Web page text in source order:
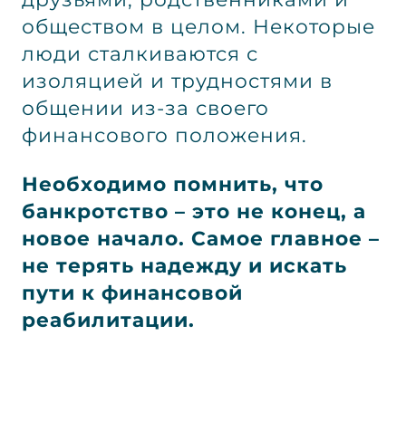
обществом в целом. Некоторые
люди сталкиваются с
изоляцией и трудностями в
общении из-за своего
финансового положения.
Необходимо помнить, что
банкротство – это не конец, а
новое начало. Самое главное –
не терять надежду и искать
пути к финансовой
реабилитации.